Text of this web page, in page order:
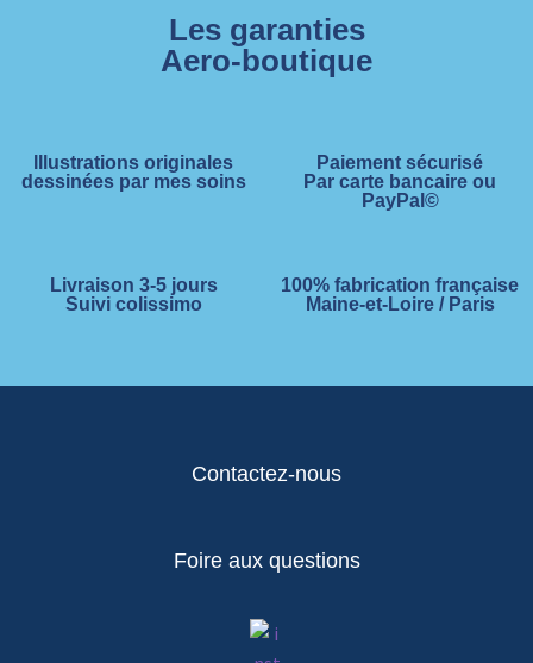
Les garanties
Aero-boutique
Illustrations originales
dessinées par mes soins
Paiement sécurisé
Par carte bancaire ou
PayPal©
Livraison 3-5 jours
Suivi colissimo
100% fabrication française
Maine-et-Loire / Paris
Contactez-nous
Foire aux questions